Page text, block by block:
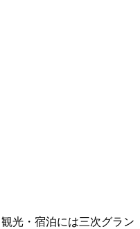
光・宿泊には三次グラン